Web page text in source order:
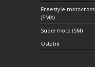
Freestyle motocross
(FMX)
Supermoto (SM)
Ostatní